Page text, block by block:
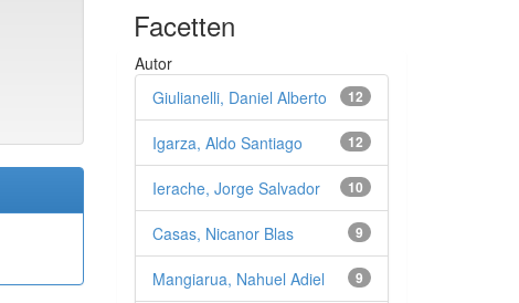
Facetten
Autor
12
Giulianelli, Daniel Alberto
12
Igarza, Aldo Santiago
10
Ierache, Jorge Salvador
9
Casas, Nicanor Blas
9
Mangiarua, Nahuel Adiel